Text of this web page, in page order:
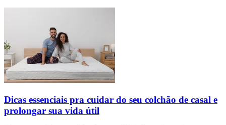
Dicas essenciais pra cuidar do seu colchão de casal e
prolongar sua vida útil